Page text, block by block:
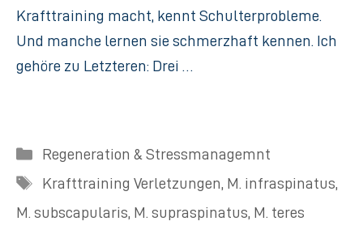
Krafttraining macht, kennt Schulterprobleme.
Und manche lernen sie schmerzhaft kennen. Ich
gehöre zu Letzteren: Drei …
Kategorien
Regeneration & Stressmanagemnt
Schlagwörter
Krafttraining Verletzungen, M. infraspinatus,
M. subscapularis, M. supraspinatus, M. teres